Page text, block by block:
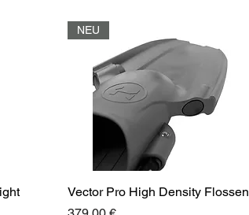
NEU
Vector Pro High Density Flossen